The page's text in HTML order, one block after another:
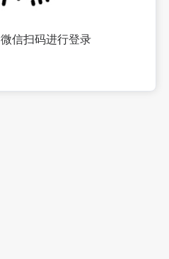
微信扫码进行登录